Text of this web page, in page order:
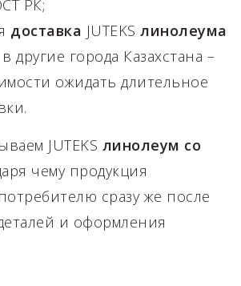
РК;
доставка JUTEKS линолеума
другие города Казахстана –
ожидать длительное
JUTEKS линолеум со
чему продукция
сразу же после
и оформления